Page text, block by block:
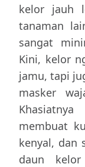
kelor jauh
tanaman
sangat
Kini, kelor
jamu, tapi
masker
membuat
kenyal, dan
daun